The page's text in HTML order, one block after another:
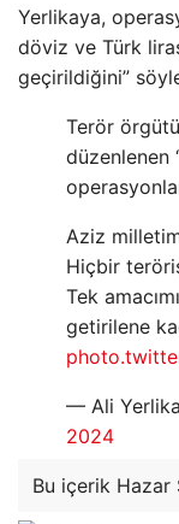
Yerlikaya,
döviz ve Türk
geçirildiğini”
Terör
düzenlenen
Aziz
Hiçbir
Tek
getirilene
— Ali
2024
Bu içerik Hazar